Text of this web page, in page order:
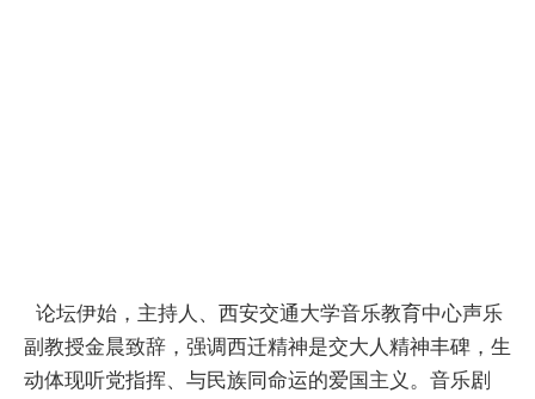
论坛伊始，主持人、西安交通大学音乐教育中心声乐
副教授金晨致辞，强调西迁精神是交大人精神丰碑，生
动体现听党指挥、与民族同命运的爱国主义。音乐剧